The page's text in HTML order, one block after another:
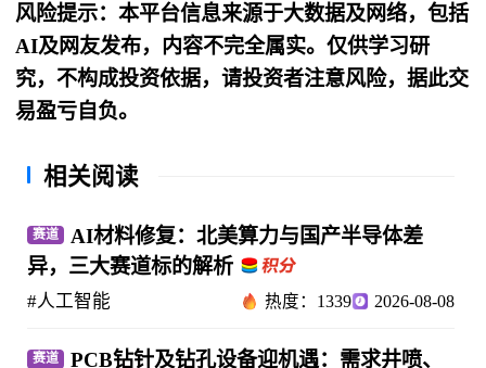
风险提示：本平台信息来源于大数据及网络，包括
AI及网友发布，内容不完全属实。仅供学习研
究，不构成投资依据，请投资者注意风险，据此交
易盈亏自负。
相关阅读
赛道
AI材料修复：北美算力与国产半导体差
异，三大赛道标的解析
#人工智能 热度：1339 2026-08-08
赛道 PCB钻针及钻孔设备迎机遇：需求井喷、